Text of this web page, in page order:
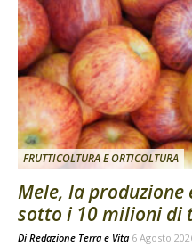
FRUTTICOLTURA E ORTICOLTURA
Mele, la produzione
sotto i 10 milioni di
Di Redazione Terra e Vita 6 Agosto